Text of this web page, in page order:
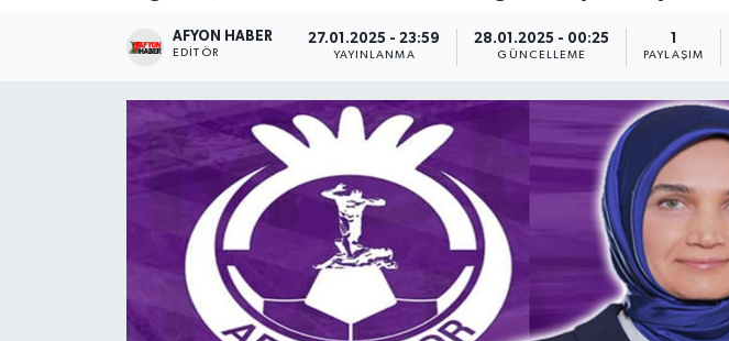
AFYON HABER
EDITÖR
27.01.2025 - 23:59
YAYINLANMA
28.01.2025 - 00:25
GÜNCELLEME PAYLAŞIM
Magazin